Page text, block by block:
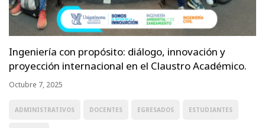
Ingeniería con propósito: diálogo, innovación y
proyección internacional en el Claustro Académico.
Octubre 7, 2025
ADMINISTRATIVOS DOCENTES EGRESADOS ESTUDIANTES